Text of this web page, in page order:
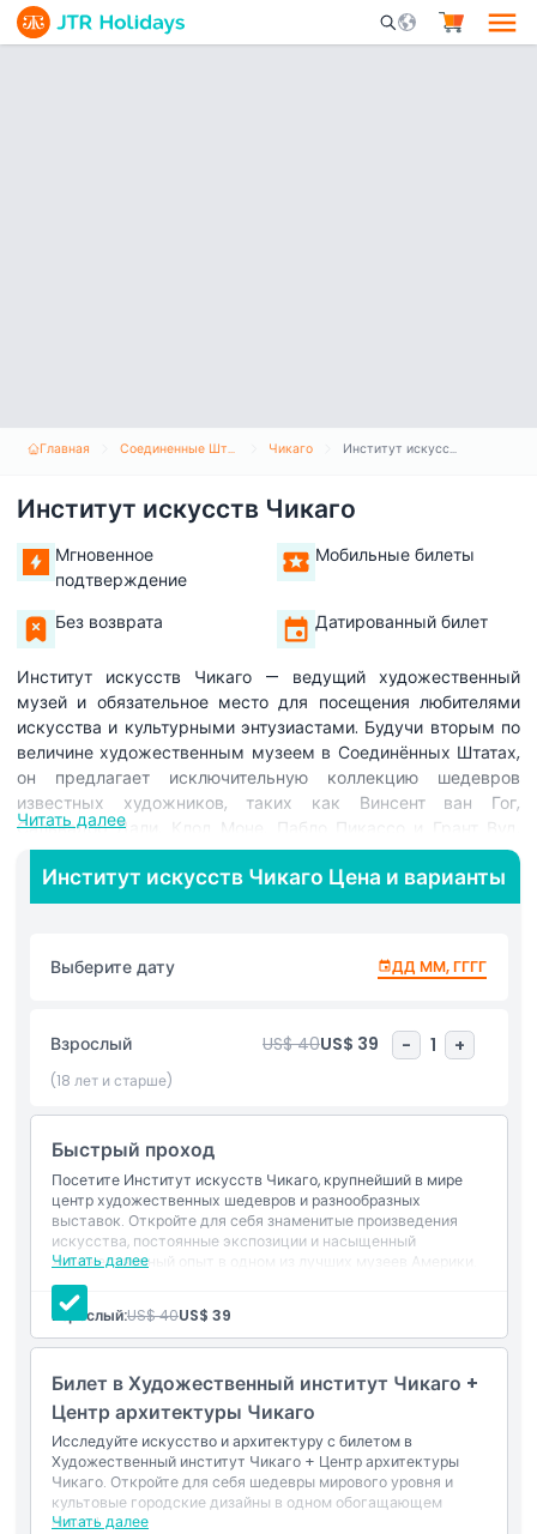
Mobile Search
Главная Соединенные Штаты Америки Чикаго Институт искусств Чикаго
Институт искусств Чикаго
Мгновенное
подтверждение
Мобильные билеты
Без возврата Датированный билет
Институт искусств Чикаго — ведущий художественный
музей и обязательное место для посещения любителями
искусства и культурными энтузиастами. Будучи вторым по
величине художественным музеем в Соединённых Штатах,
он предлагает исключительную коллекцию шедевров
известных художников, таких как Винсент ван Гог,
Сальвадор Дали, Клод Моне, Пабло Пикассо и Грант Вуд.
Расположенный в центре Чикаго, музей с потрясающей
архитектурой и гостеприимной атмосферой предоставляет
идеальный фон для изучения тысяч произведений
культуры. Посетители могут полюбоваться знаковыми
картинами, такими как Спальня, Американская готика и
от классического до современного искусства. Институт
искусств Чикаго также предлагает меняющиеся
временные выставки, демонстрирующие уникальные темы
подходит для семей, студентов и туристов, этот музей
мирового класса сочетает творчество, историю и
образование в вдохновляющей среде. Независимо от того,
ищете ли вы известные шедевры или хотите открыть
скрытые таланты, Институт искусств Чикаго обещает
незабываемое путешествие по яркому миру искусства.
Включено
Политика в отношении детей и взрослых
Читать далее
Институт искусств Чикаго Цена и варианты
Выберите дату ДД ММ, ГГГГ
Взрослый US$ 40US$ 39 - 1 +
(18 лет и старше)
Быстрый проход
Посетите Институт искусств Чикаго, крупнейший в мире
центр художественных шедевров и разнообразных
выставок. Откройте для себя знаменитые произведения
искусства, постоянные экспозиции и насыщенный
художественный опыт в одном из лучших музеев Америки.
Читать далее
Взрослый:US$ 40US$ 39
Билет в Художественный институт Чикаго +
Центр архитектуры Чикаго
Исследуйте искусство и архитектуру с билетом в
Художественный институт Чикаго + Центр архитектуры
Чикаго. Откройте для себя шедевры мирового уровня и
культовые городские дизайны в одном обогащающем
опыте!
Читать далее